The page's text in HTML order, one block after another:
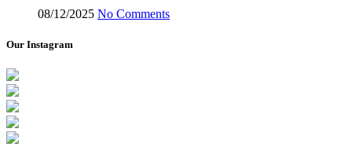
08/12/2025 No Comments
Our Instagram